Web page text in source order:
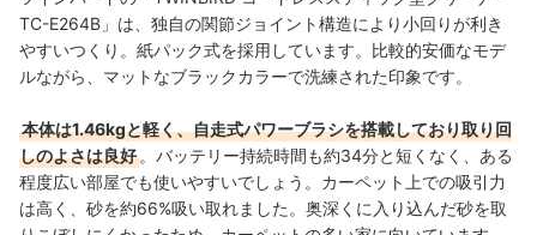
TC-E264B」は、独自の関節ジョイント構造により小回りが利き
やすいつくり。紙パック式を採用しています。比較的安価なモデ
ルながら、マットなブラックカラーで洗練された印象です。
本体は1.46kgと軽く、自走式パワーブラシを搭載しており取り回
しのよさは良好 。バッテリー持続時間も約34分と短くなく、ある
程度広い部屋でも使いやすいでしょう。カーペット上での吸引力
は高く、砂を約66%吸い取れました。奥深くに入り込んだ砂を取